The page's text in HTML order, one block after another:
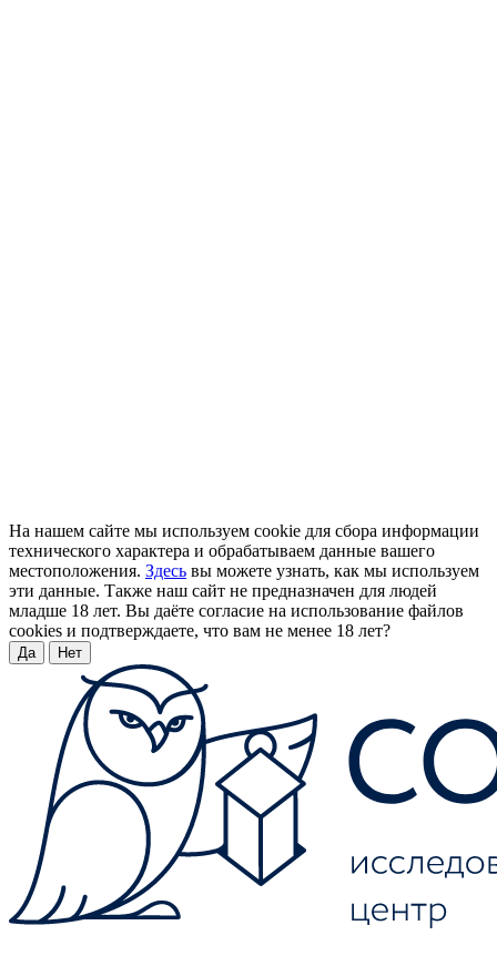
На нашем сайте мы используем cookie для сбора информации
технического характера и обрабатываем данные вашего
местоположения. Здесь вы можете узнать, как мы используем
эти данные. Также наш сайт не предназначен для людей
младше 18 лет. Вы даёте согласие на использование файлов
cookies и подтверждаете, что вам не менее 18 лет?
Да Нет